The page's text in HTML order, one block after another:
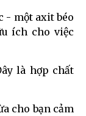
- một axit béo
ích cho việc
là hợp chất
cho bạn cảm